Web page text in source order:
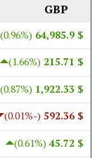
GBP
$ 64,985.9
(0.96%)
$ 215.71
(1.66%)
$ 1,922.33
(0.87%)
$ 592.36
(-0.01%)
$ 45.72
(0.61%)